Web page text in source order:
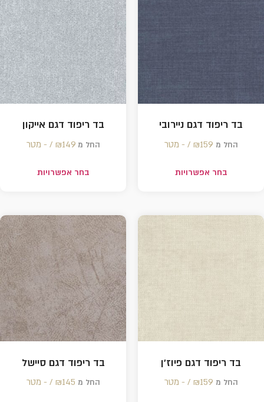
בד ריפוד דגם ניירובי
החל מ ₪159 /‏‏‎ ‎- מטר
בחר אפשרויות
בד ריפוד דגם אייקון
החל מ ₪149 /‏‏‎ ‎- מטר
בחר אפשרויות
בד ריפוד דגם פיוז'ן
החל מ ₪159 /‏‏‎ ‎- מטר
בד ריפוד דגם סיישל
החל מ ₪145 /‏‏‎ ‎- מטר